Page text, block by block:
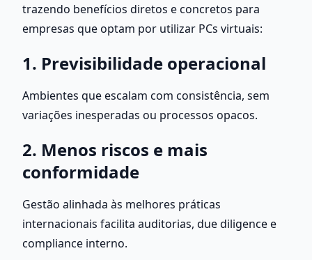
trazendo benefícios diretos e concretos para
empresas que optam por utilizar PCs virtuais:
1. Previsibilidade operacional
Ambientes que escalam com consistência, sem
variações inesperadas ou processos opacos.
2. Menos riscos e mais
conformidade
Gestão alinhada às melhores práticas
internacionais facilita auditorias, due diligence e
compliance interno.